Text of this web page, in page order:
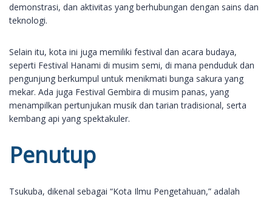
demonstrasi, dan aktivitas yang berhubungan dengan sains dan
teknologi.
Selain itu, kota ini juga memiliki festival dan acara budaya,
seperti Festival Hanami di musim semi, di mana penduduk dan
pengunjung berkumpul untuk menikmati bunga sakura yang
mekar. Ada juga Festival Gembira di musim panas, yang
menampilkan pertunjukan musik dan tarian tradisional, serta
kembang api yang spektakuler.
Penutup
Tsukuba, dikenal sebagai “Kota Ilmu Pengetahuan,” adalah